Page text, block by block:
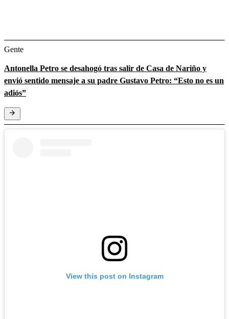
Gente
Antonella Petro se desahogó tras salir de Casa de Nariño y
envió sentido mensaje a su padre Gustavo Petro: “Esto no es un
adiós”
View this post on Instagram